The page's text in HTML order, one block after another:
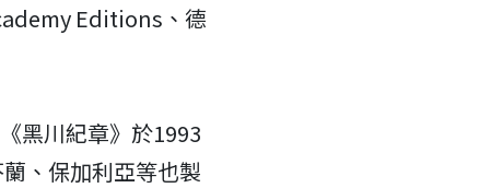
Editions、德
黑川紀章》於1993
、保加利亞等也製